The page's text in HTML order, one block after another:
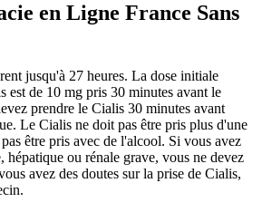
en Ligne France Sans
jusqu'à 27 heures. La dose initiale
est de 10 mg pris 30 minutes avant le
prendre le Cialis 30 minutes avant
Le Cialis ne doit pas être pris plus d'une
être pris avec de l'alcool. Si vous avez
hépatique ou rénale grave, vous ne devez
avez des doutes sur la prise de Cialis,